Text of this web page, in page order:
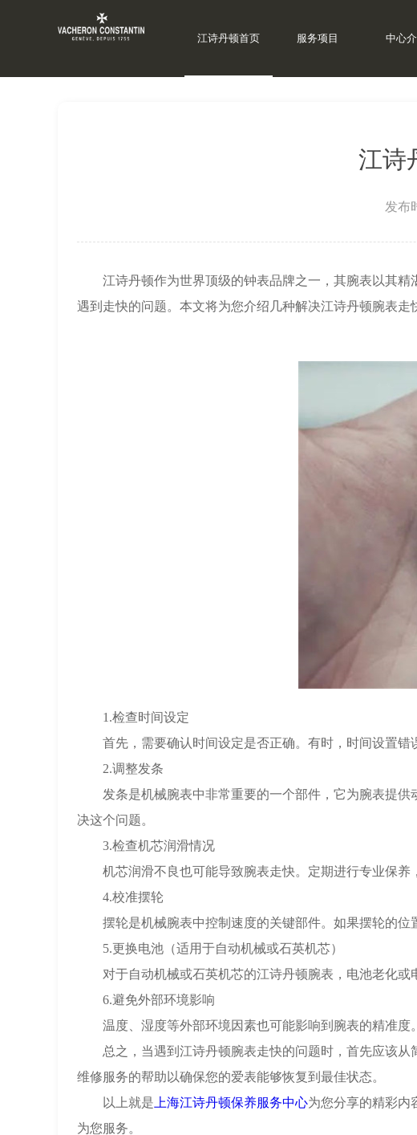
江诗丹顿首页 服务项目 中心
江诗
发布
江诗丹顿作为世界顶级的钟表品牌之一，其腕表以其精
遇到走快的问题。本文将为您介绍几种解决江诗丹顿腕表走
1.检查时间设定
首先，需要确认时间设定是否正确。有时，时间设置错
2.调整发条
发条是机械腕表中非常重要的一个部件，它为腕表提供
决这个问题。
3.检查机芯润滑情况
机芯润滑不良也可能导致腕表走快。定期进行专业保养
4.校准摆轮
摆轮是机械腕表中控制速度的关键部件。如果摆轮的位
5.更换电池（适用于自动机械或石英机芯）
对于自动机械或石英机芯的江诗丹顿腕表，电池老化或
6.避免外部环境影响
温度、湿度等外部环境因素也可能影响到腕表的精准度
总之，当遇到江诗丹顿腕表走快的问题时，首先应该从
维修服务的帮助以确保您的爱表能够恢复到最佳状态。
以上就是 上海江诗丹顿保养服务中心为您分享的精彩内
为您服务。